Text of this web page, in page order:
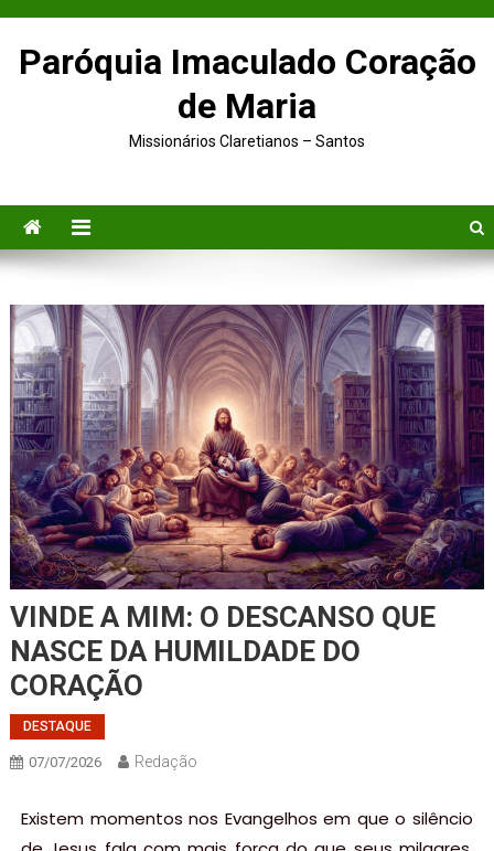
Paróquia Imaculado Coração
de Maria
Missionários Claretianos – Santos
VINDE A MIM: O DESCANSO QUE
NASCE DA HUMILDADE DO
CORAÇÃO
DESTAQUE
07/07/2026 Redação
Existem momentos nos Evangelhos em que o silêncio